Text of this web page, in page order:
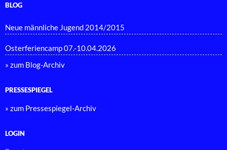
BLOG
Neue männliche Jugend 2014/2015
Osterferiencamp 07.-10.04.2026
» zum Blog-Archiv
PRESSESPIEGEL
» zum Pressespiegel-Archiv
LOGIN